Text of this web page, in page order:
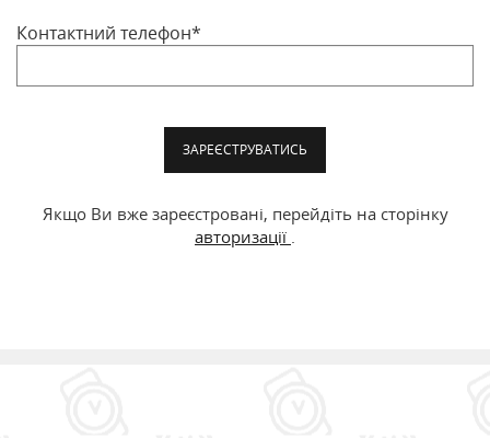
Контактний телефон*
ЗАРЕЄСТРУВАТИСЬ
Якщо Ви вже зареєстровані, перейдіть на сторінку
авторизації .